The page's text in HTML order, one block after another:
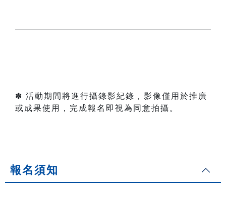
✽ 活動期間將進行攝錄影紀錄，影像僅用於推廣
或成果使用，完成報名即視為同意拍攝。
報名須知